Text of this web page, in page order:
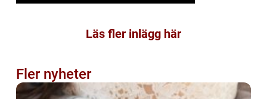
Läs fler inlägg här
Fler nyheter